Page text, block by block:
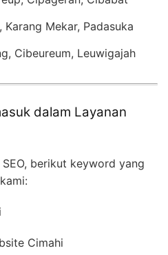
Karang Mekar, Padasuka
Cibeureum, Leuwigajah
dalam Layanan
berikut keyword yang
Cimahi